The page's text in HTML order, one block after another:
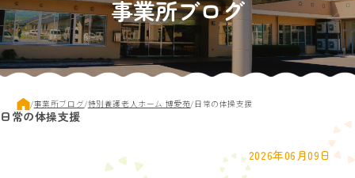
事業所ブログ
現
在
/事業所ブログ/特別養護老人ホーム 博愛苑/日常の体操支援
日常の体操支援
2026年06月09日